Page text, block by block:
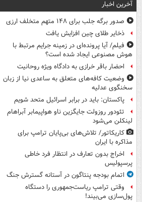
آخرین اخبار
صدور برگه جلب برای ۱۴۸ متهم متخلف ارزی
ذخایر طلای چین افزایش یافت
فیلم/ آیا پرونده‌ای در زمینه جرایم مرتبط با
هوش مصنوعی ایجاد شده است؟
احضار باقر خرازی به دادگاه ویژه روحانیت
وضعیت کافه‌های متعلق به ساعدی نیا از زبان
سخنگوی عدلیه
پاکستان: باید در برابر اسرائیل متحد شویم
تئودور روزولت جایگزین ناو هواپیمابر آبراهام
لینکلن می‌شود
کاریکاتور/ تلاش‌های بی‌پایان ترامپ برای
مذاکره با ایران
اخراج بدون تعارف در انتظار فرد خاطی
پرسپولیس
اتمام بودجه پنتاگون در آستانه گسترش جنگ
وقتی ترامپ ریاست‌جمهوری را دستگاه
پول‌سازی می‌بیند!